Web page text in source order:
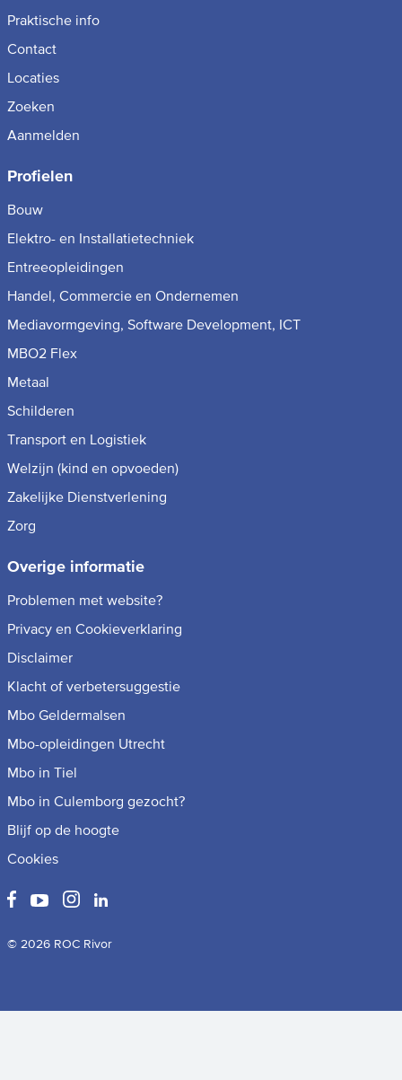
Praktische info
Contact
Locaties
Zoeken
Aanmelden
Profielen
Bouw
Elektro- en Installatietechniek
Entreeopleidingen
Handel, Commercie en Ondernemen
Mediavormgeving, Software Development, ICT
MBO2 Flex
Metaal
Schilderen
Transport en Logistiek
Welzijn (kind en opvoeden)
Zakelijke Dienstverlening
Zorg
Overige informatie
Problemen met website?
Privacy en Cookieverklaring
Disclaimer
Klacht of verbetersuggestie
Mbo Geldermalsen
Mbo-opleidingen Utrecht
Mbo in Tiel
Mbo in Culemborg gezocht?
Blijf op de hoogte
Cookies
© 2026 ROC Rivor